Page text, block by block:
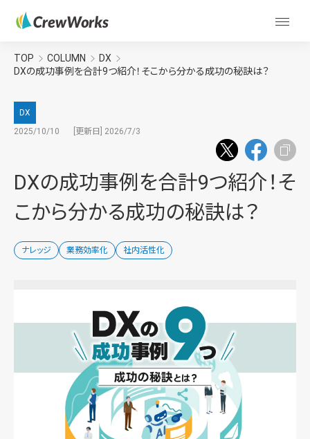
TOP COLUMN
DX
DXの成功事例を合計9つ紹介！そこから分かる成功の秘訣は？
DX
2025/10/10
[更新日] 2026/7/3
DXの成功事例を合計9つ紹介！そ
こから分かる成功の秘訣は？
ナレッジ 業務効率化 社内活性化